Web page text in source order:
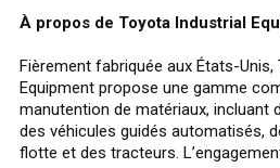
À propos de Toyota Industrial
Fièrement fabriquée aux États-Unis,
Equipment propose une gamme
manutention de matériaux, incluant
des véhicules guidés automatisés,
flotte et des tracteurs.